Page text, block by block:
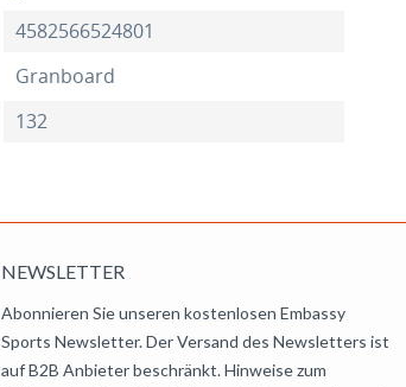
4582566524801
Granboard
132
NEWSLETTER
Abonnieren Sie unseren kostenlosen Embassy
Sports Newsletter. Der Versand des Newsletters ist
auf B2B Anbieter beschränkt. Hinweise zum